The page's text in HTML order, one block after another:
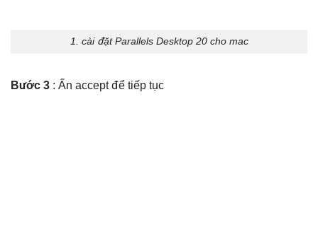
1. cài đặt Parallels Desktop 20 cho mac
Bước 3 : Ấn accept để tiếp tục